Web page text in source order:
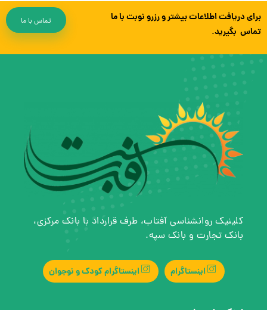
برای دریافت اطلاعات بیشتر و رزرو نوبت با ما
تماس بگیرید.
تماس با ما
کلینیک روانشناسی آفتاب، طرف قرارداد با بانک مرکزی،
بانک تجارت و بانک سپه.
اینستاگرام اینستاگرام کودک و نوجوان